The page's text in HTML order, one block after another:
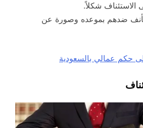
الاستئناف شكلاً.
ضدهم بموعده وصورة عن
حكم عمالي بالسعودية